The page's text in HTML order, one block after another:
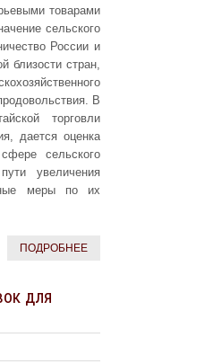
товарами
сельского
России и
близости стран,
В
торговли
дается оценка
сельского
увеличения
меры по их
ПОДРОБНЕЕ
для